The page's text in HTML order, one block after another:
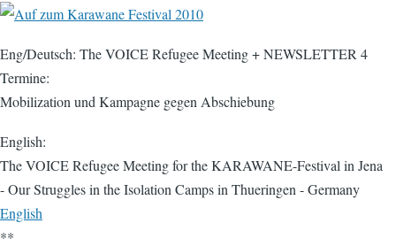
Eng/Deutsch: The VOICE Refugee Meeting + NEWSLETTER 4
Termine:
Mobilization und Kampagne gegen Abschiebung
English:
The VOICE Refugee Meeting for the KARAWANE-Festival in Jena
- Our Struggles in the Isolation Camps in Thueringen - Germany
English
**